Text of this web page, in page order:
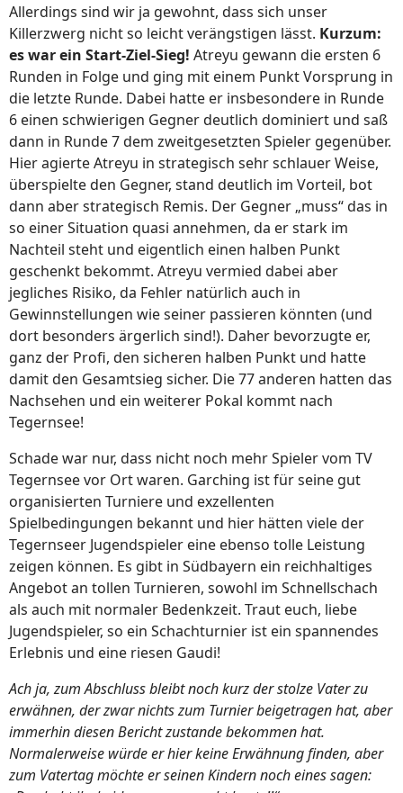
Allerdings sind wir ja gewohnt, dass sich unser
Killerzwerg nicht so leicht verängstigen lässt. Kurzum:
es war ein Start-Ziel-Sieg! Atreyu gewann die ersten 6
Runden in Folge und ging mit einem Punkt Vorsprung in
die letzte Runde. Dabei hatte er insbesondere in Runde
6 einen schwierigen Gegner deutlich dominiert und saß
dann in Runde 7 dem zweitgesetzten Spieler gegenüber.
Hier agierte Atreyu in strategisch sehr schlauer Weise,
überspielte den Gegner, stand deutlich im Vorteil, bot
dann aber strategisch Remis. Der Gegner „muss“ das in
so einer Situation quasi annehmen, da er stark im
Nachteil steht und eigentlich einen halben Punkt
geschenkt bekommt. Atreyu vermied dabei aber
jegliches Risiko, da Fehler natürlich auch in
Gewinnstellungen wie seiner passieren könnten (und
dort besonders ärgerlich sind!). Daher bevorzugte er,
ganz der Profi, den sicheren halben Punkt und hatte
damit den Gesamtsieg sicher. Die 77 anderen hatten das
Nachsehen und ein weiterer Pokal kommt nach
Tegernsee!
Schade war nur, dass nicht noch mehr Spieler vom TV
Tegernsee vor Ort waren. Garching ist für seine gut
organisierten Turniere und exzellenten
Spielbedingungen bekannt und hier hätten viele der
Tegernseer Jugendspieler eine ebenso tolle Leistung
zeigen können. Es gibt in Südbayern ein reichhaltiges
Angebot an tollen Turnieren, sowohl im Schnellschach
als auch mit normaler Bedenkzeit. Traut euch, liebe
Jugendspieler, so ein Schachturnier ist ein spannendes
Erlebnis und eine riesen Gaudi!
Ach ja, zum Abschluss bleibt noch kurz der stolze Vater zu
erwähnen, der zwar nichts zum Turnier beigetragen hat, aber
immerhin diesen Bericht zustande bekommen hat.
Normalerweise würde er hier keine Erwähnung finden, aber
zum Vatertag möchte er seinen Kindern noch eines sagen: